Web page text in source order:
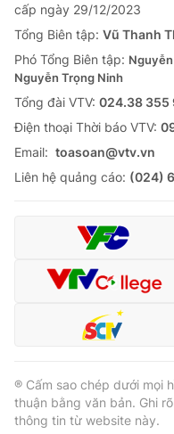
cấp ngày 29/12/2023
Tổng Biên tập: Vũ Thanh
Phó Tổng Biên tập:
Nguyễn Trọng Ninh
Tổng đài VTV: 024.38 355
Ðiện thoại Thời báo VTV:
Email: toasoan@vtv.vn
Liên hệ quảng cáo: (024)
® Cấm sao chép dưới mọi
thuận bằng văn bản. Ghi
thông tin từ website này.